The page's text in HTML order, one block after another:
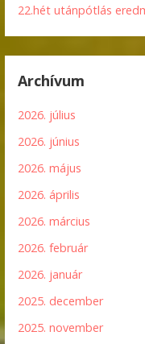
22.hét utánpótlás
Archívum
2026. július
2026. június
2026. május
2026. április
2026. március
2026. február
2026. január
2025. december
2025. november